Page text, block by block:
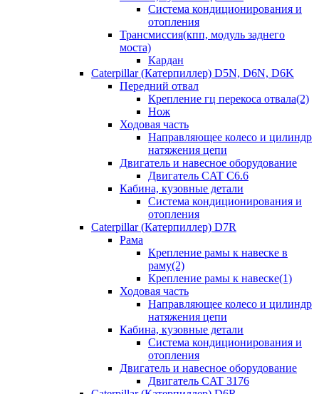
Система кондиционирования и
отопления
Трансмиссия(кпп, модуль заднего
моста)
Кардан
Caterpillar (Катерпиллер) D5N, D6N, D6K
Передний отвал
Крепление гц перекоса отвала(2)
Нож
Ходовая часть
Направляющее колесо и цилиндр
натяжения цепи
Двигатель и навесное оборудование
Двигатель CAT C6.6
Кабина, кузовные детали
Система кондиционирования и
отопления
Caterpillar (Катерпиллер) D7R
Рама
Крепление рамы к навеске в
раму(2)
Крепление рамы к навеске(1)
Ходовая часть
Направляющее колесо и цилиндр
натяжения цепи
Кабина, кузовные детали
Система кондиционирования и
отопления
Двигатель и навесное оборудование
Двигатель CAT 3176